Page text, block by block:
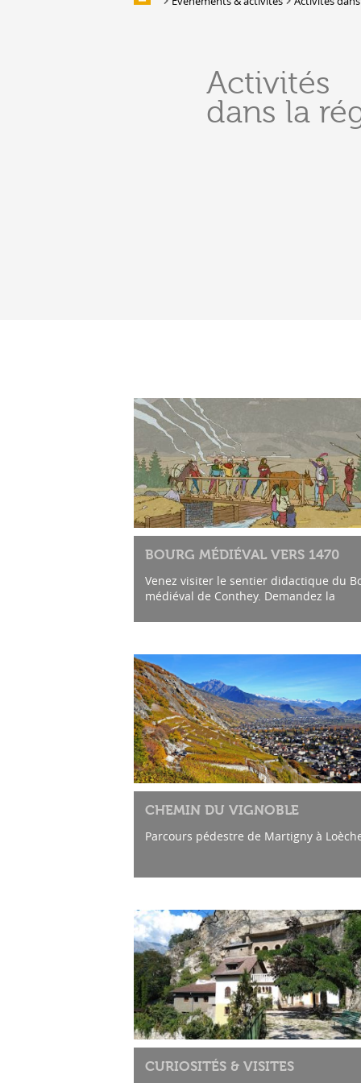
HÉBERGEMENTS &
RESTAURATION
Hébergement
Activités
dans la
BOURG MÉDIÉVAL VERS 1470
Venez visiter le sentier didactique du
médiéval de Conthey. Demandez la
CHEMIN DU VIGNOBLE
Parcours pédestre de Martigny à
CURIOSITÉS & VISITES